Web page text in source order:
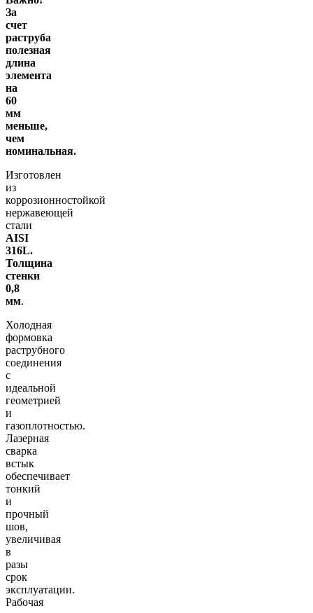
За
счет
раструба
полезная
длина
элемента
на
60
мм
меньше,
чем
номинальная.
Изготовлен
из
коррозионностойкой
нержавеющей
стали
AISI
316L.
Толщина
стенки
0,8
мм.
Холодная
формовка
раструбного
соединения
с
идеальной
геометрией
и
газоплотностью.
Лазерная
сварка
встык
обеспечивает
тонкий
и
прочный
шов,
увеличивая
в
разы
срок
эксплуатации.
Рабочая